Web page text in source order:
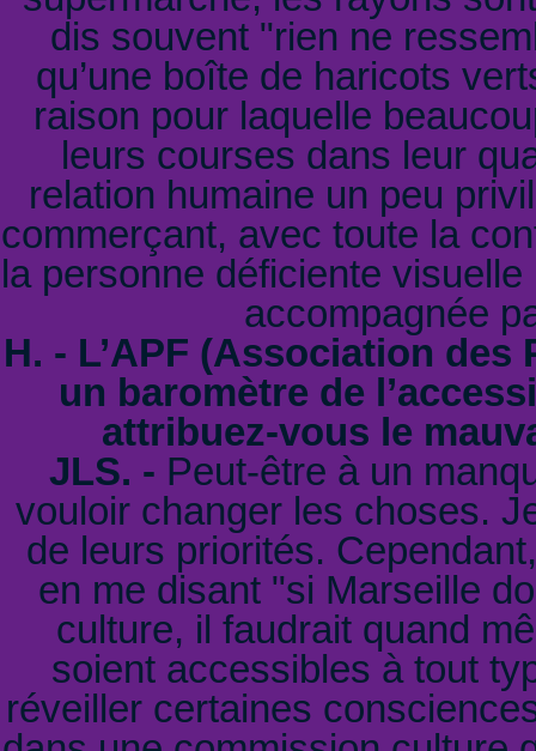
dis souvent "rien ne
qu’une boîte de haricots
raison pour laquelle
leurs courses dans leur
relation humaine un peu
commerçant, avec toute la
la personne déficiente
accompagnée
H. - L’APF (Association
un baromètre de
attribuez-vous le
JLS. - Peut-être à un
vouloir changer les choses.
de leurs priorités.
en me disant "si Marseille
culture, il faudrait quand
soient accessibles à tout
réveiller certaines